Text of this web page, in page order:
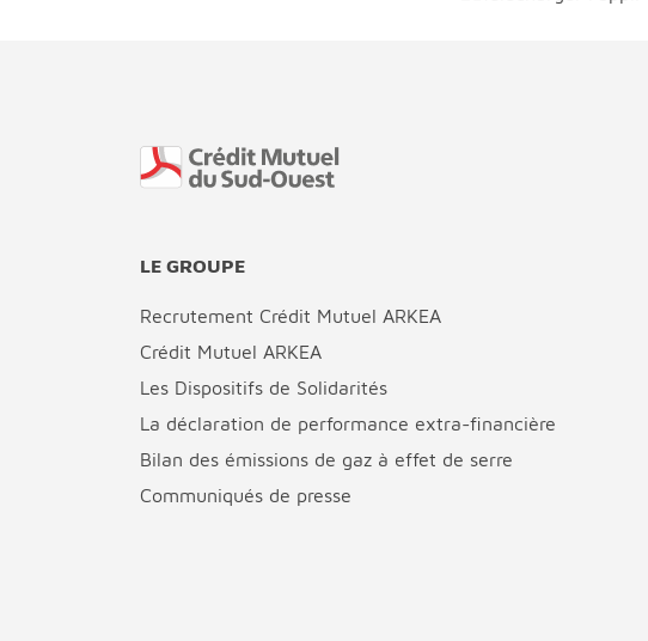
LE GROUPE
Recrutement Crédit Mutuel ARKEA
Crédit Mutuel ARKEA
Les Dispositifs de Solidarités
La déclaration de performance extra-financière
Bilan des émissions de gaz à effet de serre
Communiqués de presse
Fin de page